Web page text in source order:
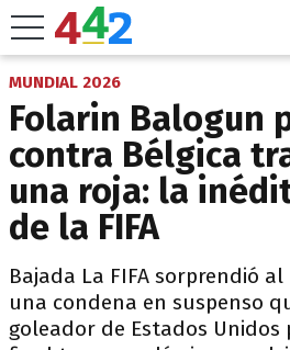
MUNDIAL 2026
Folarin Balogun
contra Bélgica
una roja: la
de la FIFA
Bajada La FIFA sorprendió
una condena en suspenso
goleador de Estados Unidos